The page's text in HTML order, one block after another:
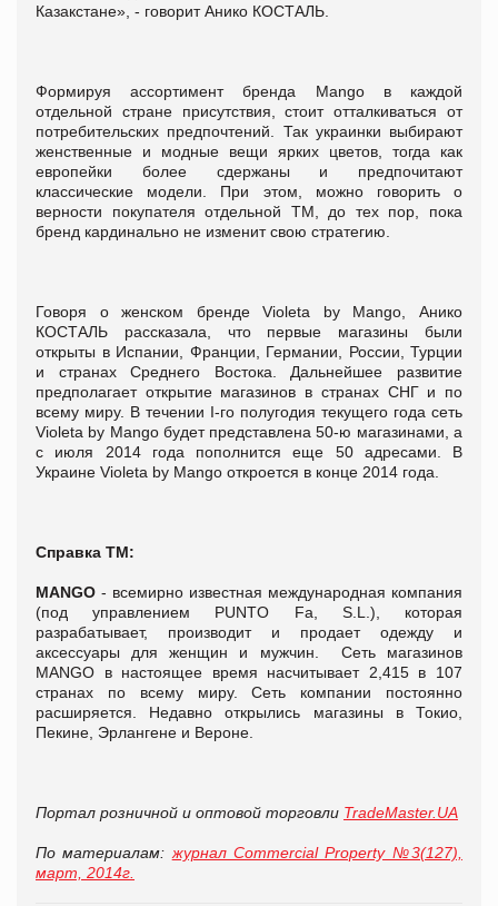
Казакстане», - говорит Анико КОСТАЛЬ.
Формируя ассортимент бренда Mango в каждой
отдельной стране присутствия, стоит отталкиваться от
потребительских предпочтений. Так украинки выбирают
женственные и модные вещи ярких цветов, тогда как
европейки более сдержаны и предпочитают
классические модели. При этом, можно говорить о
верности покупателя отдельной ТМ, до тех пор, пока
бренд кардинально не изменит свою стратегию.
Говоря о женском бренде Violeta by Mango, Анико
КОСТАЛЬ рассказала, что первые магазины были
открыты в Испании, Франции, Германии, России, Турции
и странах Среднего Востока. Дальнейшее развитие
предполагает открытие магазинов в странах СНГ и по
всему миру. В течении І-го полугодия текущего года сеть
Violeta by Mango будет представлена 50-ю магазинами, а
с июля 2014 года пополнится еще 50 адресами. В
Украине Violeta by Mango откроется в конце 2014 года.
Справка ТМ:
MANGO - всемирно известная международная компания
(под управлением PUNTO Fa, S.L.), которая
разрабатывает, производит и продает одежду и
аксессуары для женщин и мужчин. Сеть магазинов
MANGO в настоящее время насчитывает 2,415 в 107
странах по всему миру. Сеть компании постоянно
расширяется. Недавно открылись магазины в Токио,
Пекине, Эрлангене и Вероне.
Портал розничной и оптовой торговли TradeMaster.UA
По материалам: журнал Commercial Property №3(127),
март, 2014г.